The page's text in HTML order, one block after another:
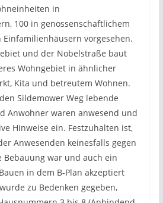
in
100 in genossenschaftlichem
vorgesehen.
und der Nobelstraße baut
Wohngebiet in ähnlicher
Kita und betreutem Wohnen.
Sildemower Weg lebende
Anwohner waren anwesend und
Hinweise ein. Festzuhalten ist,
Anwesenden keinesfalls gegen
Bebauung war und auch ein
in dem B-Plan akzeptiert
zu Bedenken gegeben,